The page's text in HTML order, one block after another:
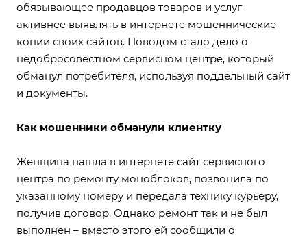
обязывающее продавцов товаров и услуг
активнее выявлять в интернете мошеннические
копии своих сайтов. Поводом стало дело о
недобросовестном сервисном центре, который
обманул потребителя, используя поддельный сайт
и документы.
Как мошенники обманули клиентку
Женщина нашла в интернете сайт сервисного
центра по ремонту моноблоков, позвонила по
указанному номеру и передала технику курьеру,
получив договор. Однако ремонт так и не был
выполнен – вместо этого ей сообщили о